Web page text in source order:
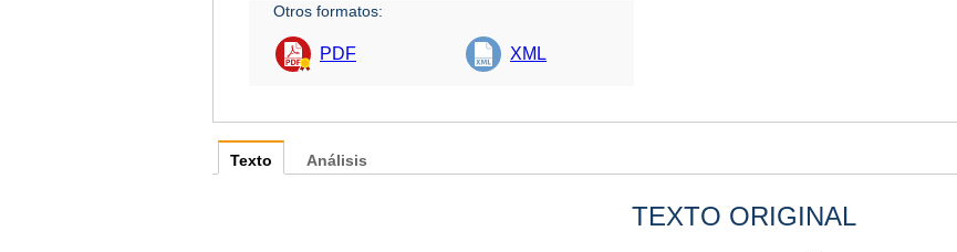
Otros formatos:
PDF XML
Texto
TEXTO ORIGINAL
Análisis